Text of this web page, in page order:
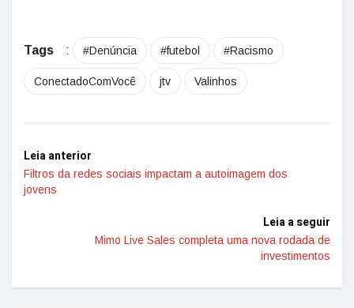
Tags : #Denúncia #futebol #Racismo
ConectadoComVocê jtv Valinhos
Leia anterior
Filtros da redes sociais impactam a autoimagem dos
jovens
Leia a seguir
Mimo Live Sales completa uma nova rodada de
investimentos